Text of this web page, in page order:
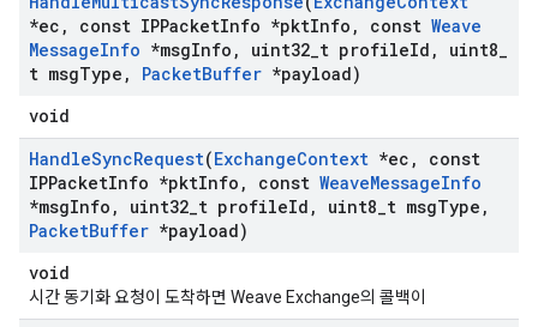
*ec , const IPPacketInfo *pktInfo , const Weave
MessageInfo *msgInfo , uint32 t profileId , uint8
t msgType , PacketBuffer *payload)
void
HandleSyncRequest(ExchangeContext *ec ,
const
IPPacketInfo *pktInfo , const WeaveMessageInfo
*msgInfo , uint32 t profileId , uint8 t msgType ,
PacketBuffer *payload)
void
시간 동기화 요청이 도착하면 Weave Exchange의 콜백이